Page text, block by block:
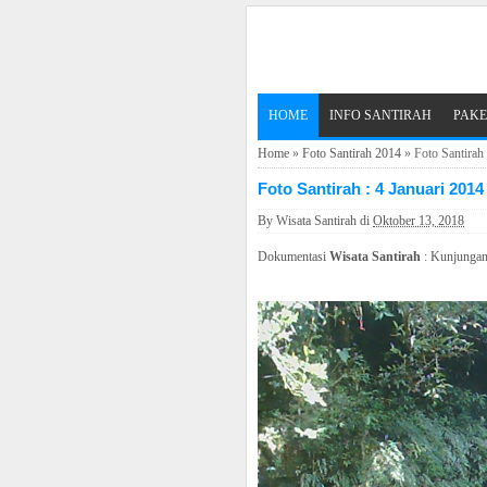
HOME INFO SANTIRAH
Home » Foto Santirah 2014 » Foto
Foto Santirah : 4 Januari 2014
By Wisata Santirah di Oktober 13, 2018
Dokumentasi Wisata Santirah :